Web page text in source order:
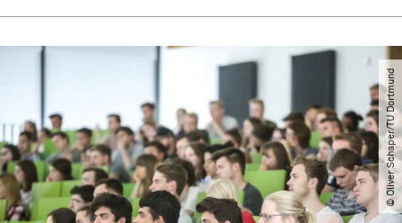
© Oliver Schaper​/​TU Dortmund